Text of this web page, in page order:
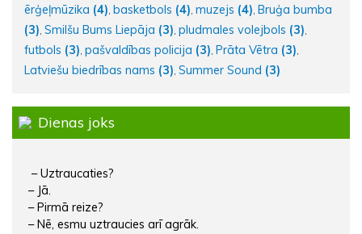
ērģeļmūzika (4) basketbols (4) muzejs (4) Bruģa bumba
(3) Smilšu Bums Liepāja (3) pludmales volejbols (3)
futbols (3) pašvaldības policija (3) Prāta Vētra (3)
Latviešu biedrības nams (3) Summer Sound (3)
Dienas joks
– Uztraucaties?
– Jā.
– Pirmā reize?
– Nē, esmu uztraucies arī agrāk.